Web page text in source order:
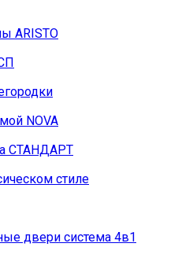
ARISTO
NOVA
СТАНДАРТ
стиле
двери система 4в1